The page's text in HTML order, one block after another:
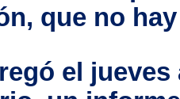
que no
el